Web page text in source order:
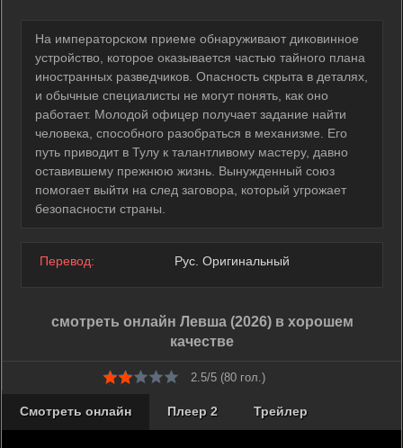
На императорском приеме обнаруживают диковинное
устройство, которое оказывается частью тайного плана
иностранных разведчиков. Опасность скрыта в деталях,
и обычные специалисты не могут понять, как оно
работает. Молодой офицер получает задание найти
человека, способного разобраться в механизме. Его
путь приводит в Тулу к талантливому мастеру, давно
оставившему прежнюю жизнь. Вынужденный союз
помогает выйти на след заговора, который угрожает
безопасности страны.
Перевод: Рус. Оригинальный
смотреть онлайн Левша (2026) в хорошем
качестве
2.5/5 (80 гол.)
Смотреть онлайн Плеер 2 Трейлер